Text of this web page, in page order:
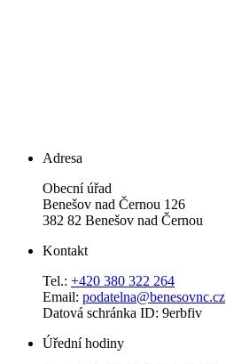
Adresa
Obecní úřad
Benešov nad Černou 126
382 82 Benešov nad Černou
Kontakt
Tel.: +420 380 322 264
Email: podatelna@benesovnc.cz
Datová schránka ID: 9erbfiv
Úřední hodiny